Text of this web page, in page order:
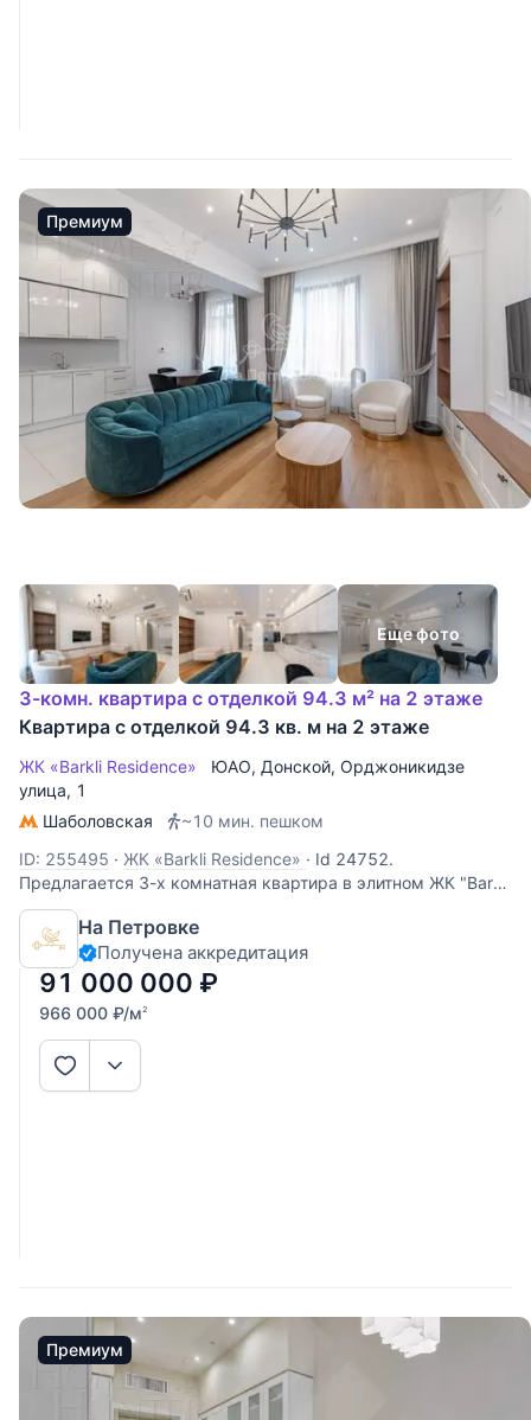
Премиум
Еще фото
3-комн. квартира с отделкой 94.3 м² на 2 этаже
Квартира с отделкой 94.3 кв. м на 2 этаже
ЖК «Barkli Residence» ЮАО, Донской, Орджоникидзе
улица, 1
Шаболовская
~10 мин. пешком
ID: 255495 · ЖК «Barkli Residence» · Id 24752.
Предлагается 3-х комнатная квартира в элитном ЖК "Barkli
Residence". Кухня гостиная и две спальни! Самая
комфортная планировка для семьи. Свежий дизайнерский
ремонт (НЕ от застройщика), выполненный с
использованием качественных и дорогих
На Петровке
Получена аккредитация
91 000 000 ₽
966 000 ₽/м2
Премиум